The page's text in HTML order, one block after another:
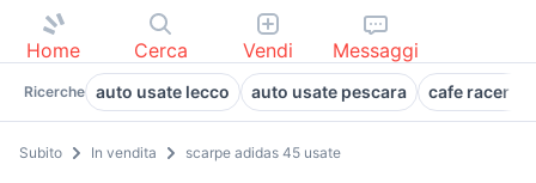
Home Cerca Vendi Messaggi
Ricerche auto usate lecco auto usate pescara cafe racer
Subito In vendita scarpe adidas 45 usate